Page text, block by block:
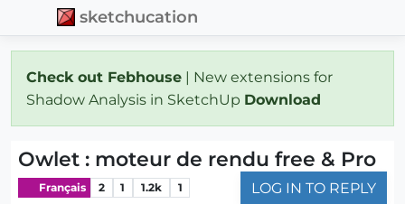
sketchucation
Check out Febhouse | New extensions for
Shadow Analysis in SketchUp Download
Owlet : moteur de rendu free & Pro
Français 2 1 1.2k 1 LOG IN TO REPLY